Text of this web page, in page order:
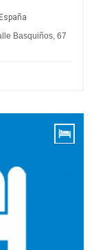
Basquiños, 67